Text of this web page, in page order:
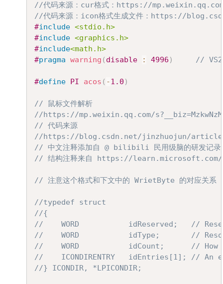
//代码来源：cur格式：https://mp.weixin.qq.com/
//代码来源：icon格式生成文件：https://
#include <stdio.h>
#include <graphics.h>
#include<math.h>
#pragma warning ( disable : 4996 ) //
#define PI acos ( -1.0 )
// 鼠标文件解析
//https://mp.weixin.qq.com/
// 代码来源
//https://blog.csdn.net/jinzhuojun/article/
// 中文注释添加自 @ bilibili 民用级脑的研发记录
// 结构注释来自 https://learn.microsoft.com/
// 注意这个格式和下文中的 WrietByte 的对应关系
//typedef struct
//{
//    WORD           idReserved;   //
//    WORD           idCount;      // How
//    ICONDIRENTRY   idEntries[1]; // An
//} ICONDIR, *LPICONDIR;